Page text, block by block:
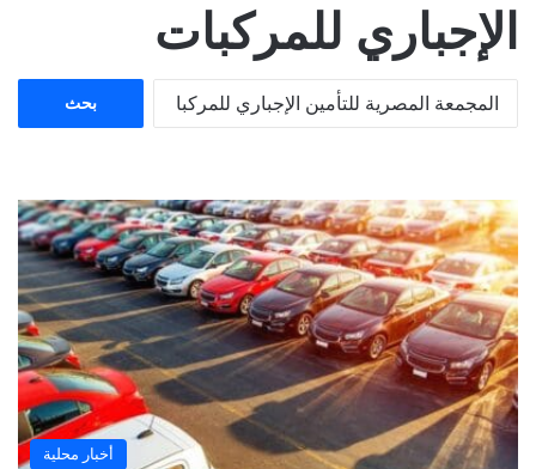
الإجباري للمركبات
أخبار محلية